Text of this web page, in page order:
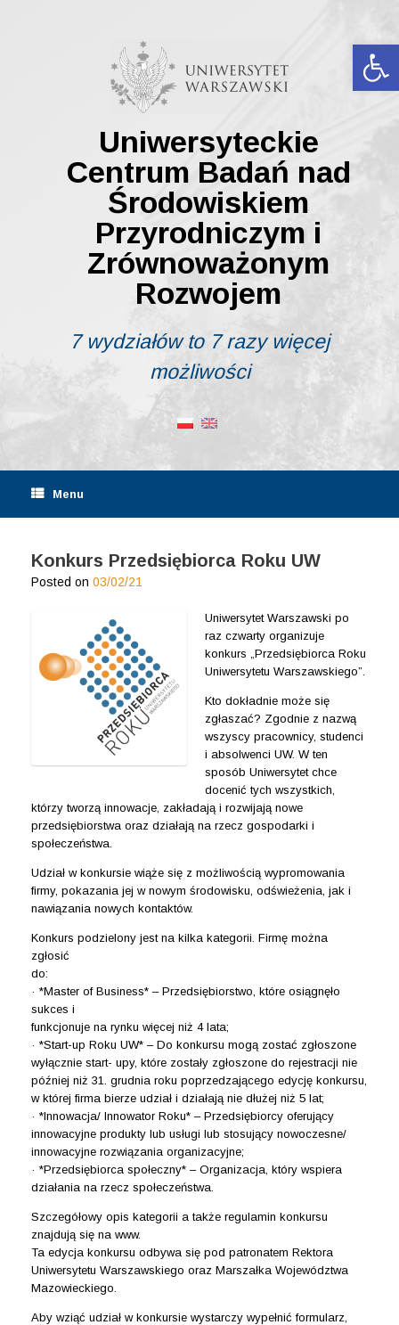
Uniwersyteckie
Centrum Badań nad
Środowiskiem
Przyrodniczym i
Zrównoważonym
Rozwojem
7 wydziałów to 7 razy więcej
możliwości
Menu
Konkurs Przedsiębiorca Roku UW
Posted on 03/02/21
Uniwersytet Warszawski po
raz czwarty organizuje
konkurs „Przedsiębiorca Roku
Uniwersytetu Warszawskiego”.
Kto dokładnie może się
zgłaszać? Zgodnie z nazwą
wszyscy pracownicy, studenci
i absolwenci UW. W ten
sposób Uniwersytet chce
docenić tych wszystkich,
którzy tworzą innowacje, zakładają i rozwijają nowe
przedsiębiorstwa oraz działają na rzecz gospodarki i
społeczeństwa.
Udział w konkursie wiąże się z możliwością wypromowania
firmy, pokazania jej w nowym środowisku, odświeżenia, jak i
nawiązania nowych kontaktów.
Konkurs podzielony jest na kilka kategorii. Firmę można
zgłosić
do:
· *Master of Business* – Przedsiębiorstwo, które osiągnęło
sukces i
funkcjonuje na rynku więcej niż 4 lata;
· *Start-up Roku UW* – Do konkursu mogą zostać zgłoszone
wyłącznie start- upy, które zostały zgłoszone do rejestracji nie
później niż 31. grudnia roku poprzedzającego edycję konkursu,
w której firma bierze udział i działają nie dłużej niż 5 lat;
· *Innowacja/ Innowator Roku* – Przedsiębiorcy oferujący
innowacyjne produkty lub usługi lub stosujący nowoczesne/
innowacyjne rozwiązania organizacyjne;
· *Przedsiębiorca społeczny* – Organizacja, który wspiera
działania na rzecz społeczeństwa.
Szczegółowy opis kategorii a także regulamin konkursu
znajdują się na www.
Ta edycja konkursu odbywa się pod patronatem Rektora
Uniwersytetu Warszawskiego oraz Marszałka Województwa
Mazowieckiego.
Aby wziąć udział w konkursie wystarczy wypełnić formularz,